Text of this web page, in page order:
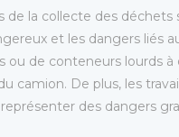
de la collecte des
et les dangers liés
ou de conteneurs lourds
camion. De plus, les
des dangers